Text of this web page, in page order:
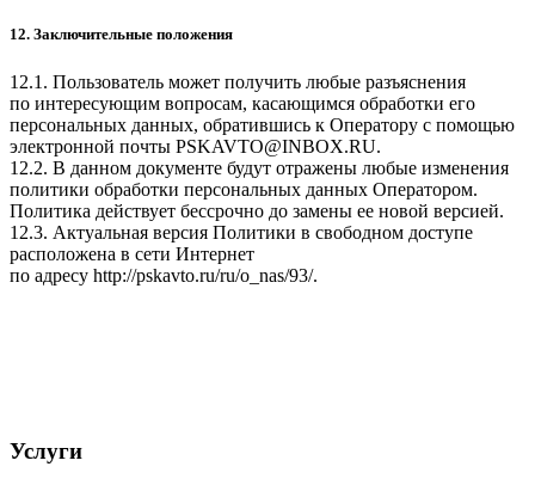
12. Заключительные положения
12.1. Пользователь может получить любые разъяснения
по интересующим вопросам, касающимся обработки его
персональных данных, обратившись к Оператору с помощью
электронной почты PSKAVTO@INBOX.RU.
12.2. В данном документе будут отражены любые изменения
политики обработки персональных данных Оператором.
Политика действует бессрочно до замены ее новой версией.
12.3. Актуальная версия Политики в свободном доступе
расположена в сети Интернет
по адресу http://pskavto.ru/ru/o_nas/93/.
Услуги